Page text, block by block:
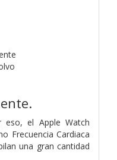
eso, el Apple Watch
Frecuencia Cardiaca
una gran cantidad